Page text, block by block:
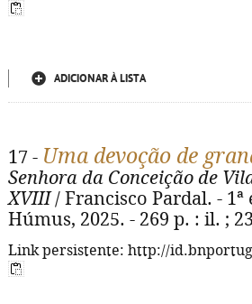
ADICIONAR À LISTA
17 - Uma devoção de
Senhora da Conceição de
XVIII/ Francisco Pardal. - 1ª
Húmus, 2025. - 269 p. : il. ;
Link persistente: http://